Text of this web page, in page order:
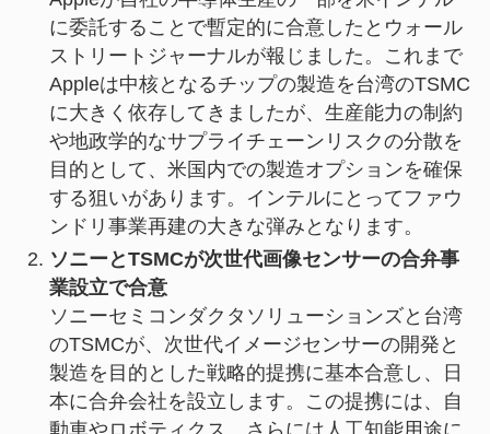
に委託することで暫定的に合意したとウォール
ストリートジャーナルが報じました。これまで
Appleは中核となるチップの製造を台湾のTSMC
に大きく依存してきましたが、生産能力の制約
や地政学的なサプライチェーンリスクの分散を
目的として、米国内での製造オプションを確保
する狙いがあります。インテルにとってファウ
ンドリ事業再建の大きな弾みとなります。
ソニーとTSMCが次世代画像センサーの合弁事
業設立で合意
ソニーセミコンダクタソリューションズと台湾
のTSMCが、次世代イメージセンサーの開発と
製造を目的とした戦略的提携に基本合意し、日
本に合弁会社を設立します。この提携には、自